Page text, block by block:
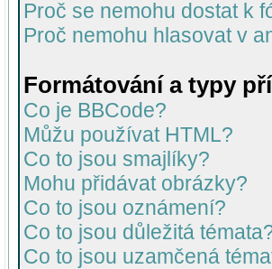
Proč se nemohu dostat k
Proč nemohu hlasovat v
Formátování a typy
Co je BBCode?
Můžu používat HTML?
Co to jsou smajlíky?
Mohu přidávat obrázky?
Co to jsou oznámení?
Co to jsou důležitá
Co to jsou uzamčená